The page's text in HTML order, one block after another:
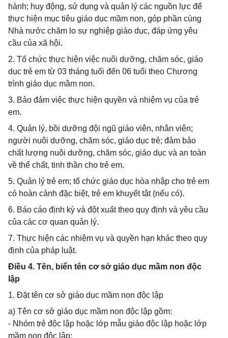
hành; huy động, sử dụng và quản lý các nguồn lực để
thực hiện mục tiêu giáo dục mầm non, góp phần cùng
Nhà nước chăm lo sự nghiệp giáo dục, đáp ứng yêu
cầu của xã hội.
2. Tổ chức thực hiện việc nuôi dưỡng, chăm sóc, giáo
dục trẻ em từ 03 tháng tuổi đến 06 tuổi theo Chương
trình giáo dục mầm non.
3. Bảo đảm việc thực hiện quyền và nhiệm vụ của trẻ
em.
4. Quản lý, bồi dưỡng đội ngũ giáo viên, nhân viên;
người nuôi dưỡng, chăm sóc, giáo dục trẻ; đảm bảo
chất lượng nuôi dưỡng, chăm sóc, giáo dục và an toàn
về thể chất, tinh thần cho trẻ em.
5. Quản lý trẻ em; tổ chức giáo dục hòa nhập cho trẻ em
có hoàn cảnh đặc biệt, trẻ em khuyết tật (nếu có).
6. Báo cáo định kỳ và đột xuất theo quy định và yêu cầu
của các cơ quan quản lý.
7. Thực hiện các nhiệm vụ và quyền hạn khác theo quy
định của pháp luật.
Điều 4. Tên, biển tên cơ sở giáo dục mầm non độc
lập
1. Đặt tên cơ sở giáo dục mầm non độc lập
a) Tên cơ sở giáo dục mầm non độc lập gồm:
- Nhóm trẻ độc lập hoặc lớp mẫu giáo độc lập hoặc lớp
mầm non độc lập;